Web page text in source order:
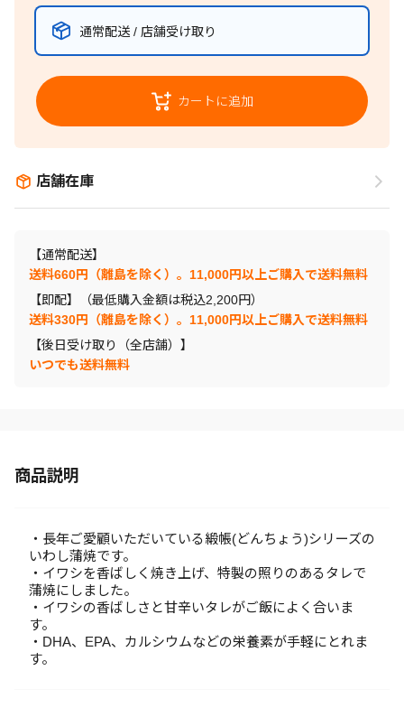
通常配送 / 店舗受け取り
カートに追加
店舗在庫
【通常配送】
送料660円（離島を除く）。11,000円以上ご購入で送料無料
【即配】（最低購入金額は税込2,200円）
送料330円（離島を除く）。11,000円以上ご購入で送料無料
【後日受け取り（全店舗）】
いつでも送料無料
商品説明
・長年ご愛顧いただいている緞帳(どんちょう)シリーズの
いわし蒲焼です。
・イワシを香ばしく焼き上げ、特製の照りのあるタレで
蒲焼にしました。
・イワシの香ばしさと甘辛いタレがご飯によく合いま
す。
・DHA、EPA、カルシウムなどの栄養素が手軽にとれま
す。